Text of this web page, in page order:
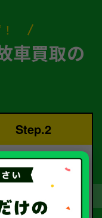
車買取の
Step.2
査定